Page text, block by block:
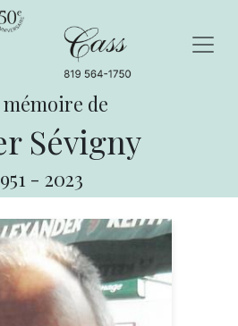
mémoire de
Sévigny
- 2023